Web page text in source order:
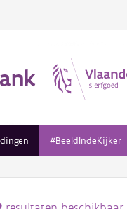
#BeeldIndeKijker